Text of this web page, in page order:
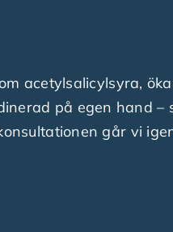
acetylsalicylsyra,
på egen hand –
går vi